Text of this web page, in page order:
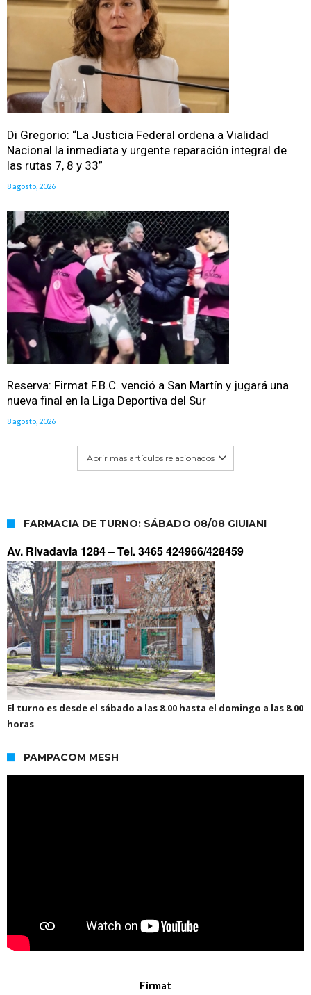
Di Gregorio: “La Justicia Federal ordena a Vialidad
Nacional la inmediata y urgente reparación integral de
las rutas 7, 8 y 33”
8 agosto, 2026
Reserva: Firmat F.B.C. venció a San Martín y jugará una
nueva final en la Liga Deportiva del Sur
8 agosto, 2026
Abrir mas artículos relacionados
FARMACIA DE TURNO: SÁBADO 08/08 GIUIANI
Av. Rivadavia 1284 –Tel. 3465 424966/428459
El turno es desde el sábado a las 8.00 hasta el domingo a las 8.00
horas
PAMPACOM MESH
Firmat